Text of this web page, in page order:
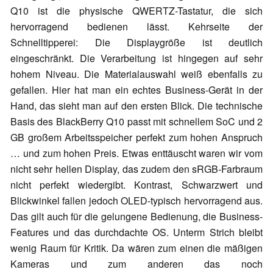
Q10 ist die physische QWERTZ-Tastatur, die sich
hervorragend bedienen lässt. Kehrseite der
Schnelltipperei: Die Displaygröße ist deutlich
eingeschränkt. Die Verarbeitung ist hingegen auf sehr
hohem Niveau. Die Materialauswahl weiß ebenfalls zu
gefallen. Hier hat man ein echtes Business-Gerät in der
Hand, das sieht man auf den ersten Blick. Die technische
Basis des BlackBerry Q10 passt mit schnellem SoC und 2
GB großem Arbeitsspeicher perfekt zum hohen Anspruch
… und zum hohen Preis. Etwas enttäuscht waren wir vom
nicht sehr hellen Display, das zudem den sRGB-Farbraum
nicht perfekt wiedergibt. Kontrast, Schwarzwert und
Blickwinkel fallen jedoch OLED-typisch hervorragend aus.
Das gilt auch für die gelungene Bedienung, die Business-
Features und das durchdachte OS. Unterm Strich bleibt
wenig Raum für Kritik. Da wären zum einen die mäßigen
Kameras und zum anderen das noch